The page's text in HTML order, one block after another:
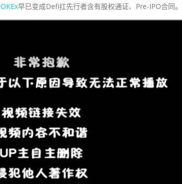
OKEx早已变成Defi扛先行者含有股权通证、Pre-IPO合同。